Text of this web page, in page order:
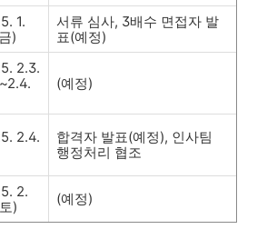
1.
금)
서류 심사, 3배수 면접자 발
표(예정)
2.3.
(예정)
2.4.
합격자 발표(예정), 인사팀
행정처리 협조
2.
토) (예정)